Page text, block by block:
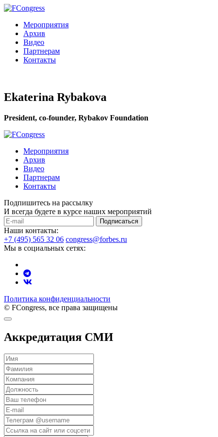
Мероприятия
Архив
Видео
Партнерам
Контакты
Ekaterina Rybakova
President, co-founder, Rybakov Foundation
Мероприятия
Архив
Видео
Партнерам
Контакты
Подпишитесь на рассылку
И всегда будете в курсе наших мероприятий
Подписаться
Наши контакты:
+7 (495) 565 32 06 congress@forbes.ru
Мы в социальных сетях:
Политика конфиденциальности
© FCongress, все права защищены
Аккредитация СМИ